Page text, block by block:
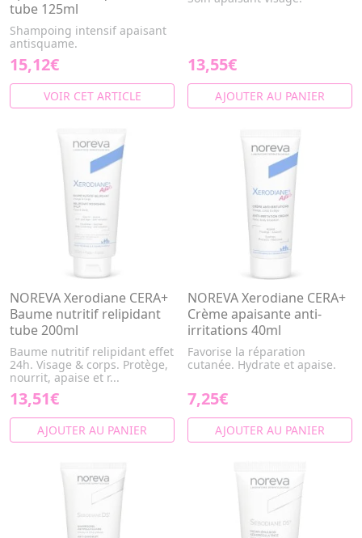
tube 125ml
Shampoing intensif apaisant
antisquame.
15,12€
VOIR CET ARTICLE
13,55€
AJOUTER AU PANIER
NOREVA Xerodiane CERA+
Baume nutritif relipidant
tube 200ml
Baume nutritif relipidant effet
24h. Visage & corps. Protège,
nourrit, apaise et r...
13,51€
AJOUTER AU PANIER
NOREVA Xerodiane CERA+
Crème apaisante anti-
irritations 40ml
Favorise la réparation
cutanée. Hydrate et apaise.
7,25€
AJOUTER AU PANIER